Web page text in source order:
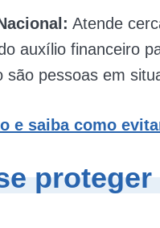
Atende
auxílio financeiro
são pessoas em
e saiba como